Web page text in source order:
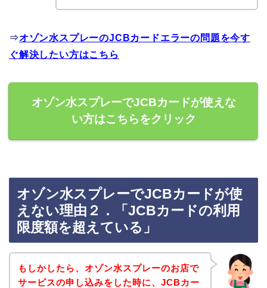
⇒オゾン水スプレーのJCBカードエラーの問題を今す
ぐ解決したい方はこちら
オゾン水スプレーでJCBカードが使えな
い方はこちらをクリック
オゾン水スプレーでJCBカードが使
えない理由２．「JCBカードの利用
限度額を超えている」
もしかしたら、オゾン水スプレーのお店で
サービスの申し込みをした時に、JCBカー